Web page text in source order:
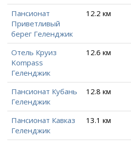
Пансионат
Приветливый
берег Геленджик
12.2 км
Отель Круиз
Kompass
Геленджик
12.6 км
Пансионат Кубань
Геленджик
12.8 км
Пансионат Кавказ
Геленджик
13.1 км